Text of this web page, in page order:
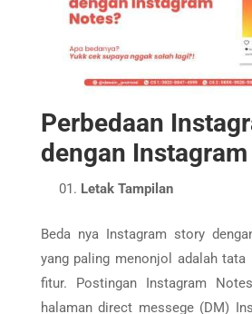
Perbedaan
dengan
Letak Tampilan
Beda nya Instagram story
yang paling menonjol adalah
fitur. Postingan Instagram
halaman direct messege (DM)